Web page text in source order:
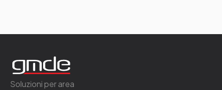
Soluzioni per area